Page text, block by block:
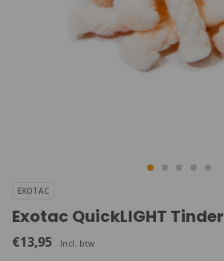
EXOTAC
Exotac QuickLIGHT Tinder
€13,95 Incl. btw